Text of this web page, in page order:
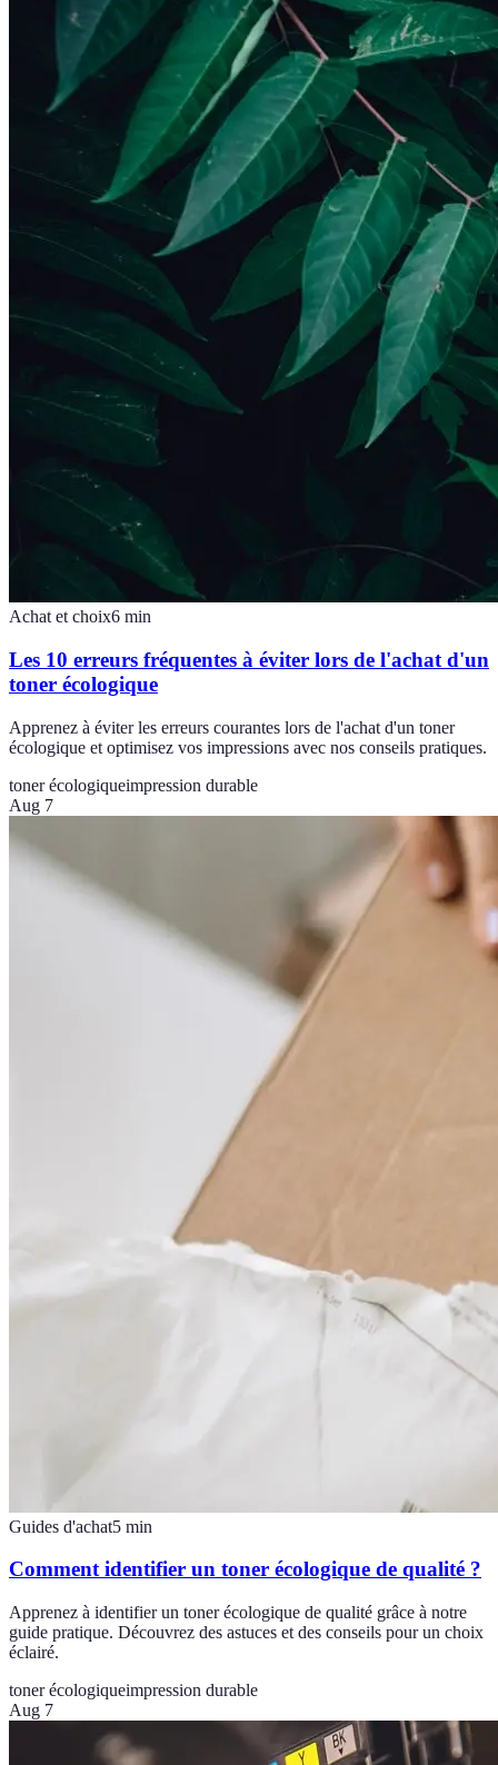
Achat et choix6 min
Les 10 erreurs fréquentes à éviter lors de l'achat d'un
toner écologique
Apprenez à éviter les erreurs courantes lors de l'achat d'un toner
écologique et optimisez vos impressions avec nos conseils pratiques.
toner écologiqueimpression durable
Aug 7
Guides d'achat5 min
Comment identifier un toner écologique de qualité ?
Apprenez à identifier un toner écologique de qualité grâce à notre
guide pratique. Découvrez des astuces et des conseils pour un choix
éclairé.
toner écologiqueimpression durable
Aug 7